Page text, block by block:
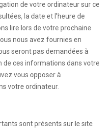
de votre ordinateur sur ce
la date et l'heure de
lire lors de votre prochaine
nous avez fournies en
seront pas demandées à
de ces informations dans votre
vous opposer à
votre ordinateur.
sont présents sur le site